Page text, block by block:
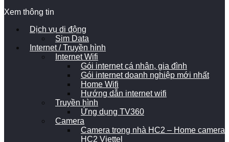
Xem thông tin
Dịch vụ di động
Sim Data
Internet / Truyền hình
Internet Wifi
Gói internet cá nhân, gia đình
Gói internet doanh nghiệp mới nhất
Home Wifi
Hướng dẫn internet wifi
Truyền hình
Ứng dụng TV360
Camera
Camera trong nhà HC2 – Home camera
HC2 Viettel